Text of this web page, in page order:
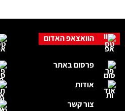
הוואצאפ האדום
פרסום באתר
אודות
צור קשר